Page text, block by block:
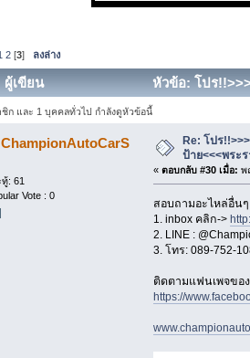
2 [3] ลงล่าง
ผู้เขียน หัวข้อ: โปร
ชิก และ 1 บุคคลทั่วไป กำลังดูหัวข้อนี้
ChampionAutoCarS
: 61
Vote : 0
Re: โปร
ป้าย<<<พระ
« ตอบกลับ #30 เมื่อ: พ
สอบถามอะไหล่อื่น
1. inbox คลิก->
2. LINE :
3. โทร: 089-752-
ติดตามแฟนเพจของ
https://